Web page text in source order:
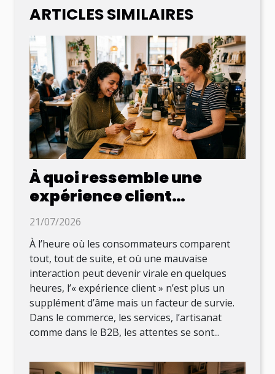
ARTICLES SIMILAIRES
À quoi ressemble une
expérience client
mémorable au XXIe siècle
21/07/2026
À l’heure où les consommateurs comparent
tout, tout de suite, et où une mauvaise
interaction peut devenir virale en quelques
heures, l’« expérience client » n’est plus un
supplément d’âme mais un facteur de survie.
Dans le commerce, les services, l’artisanat
comme dans le B2B, les attentes se sont...